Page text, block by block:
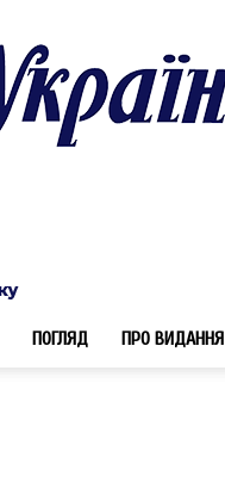
ПОГЛЯД ПРО ВИДАННЯ